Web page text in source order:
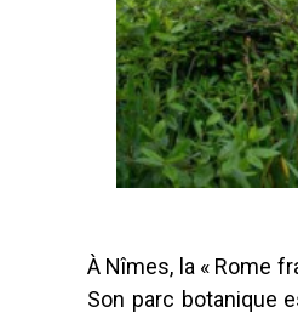
À Nîmes, la « Rome
Son parc botanique